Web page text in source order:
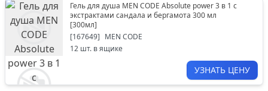
Гель для душа MEN CODE Absolute power 3 в 1 с
экстрактами сандала и бергамота 300 мл
[300мл]
[167649] MEN CODE
12 шт. в ящике
УЗНАТЬ ЦЕНУ